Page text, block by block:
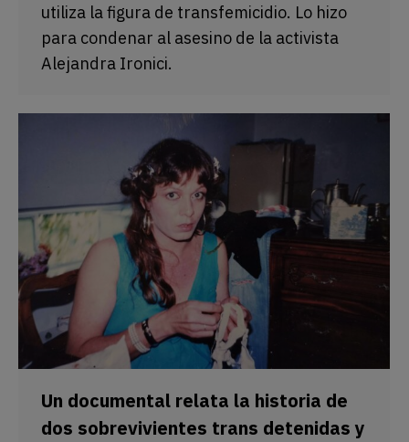
utiliza la figura de transfemicidio. Lo hizo
para condenar al asesino de la activista
Alejandra Ironici.
Un documental relata la historia de
dos sobrevivientes trans detenidas y